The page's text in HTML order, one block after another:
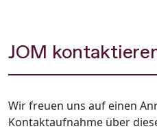
JOM
Wir freuen uns auf einen
Kontaktaufnahme über